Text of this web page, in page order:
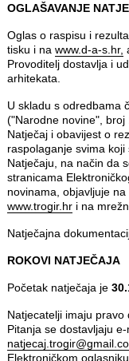
OGLAŠAVANJE
Oglas o raspisu i
tisku i na www.d-a-s.hr,
Provoditelj dostavlja i
arhitekata.
U skladu s odredbama
("Narodne novine",
Natječaj i obavijest o
raspolaganje svima
Natječaju, na način da
stranicama
novinama, objavljuje
www.trogir.hri na
Natječajna
ROKOVI NATJEČAJA
Početak natječaja je
Natjecatelji imaju pravo
Pitanja se dostavljaju
Elektroničkom